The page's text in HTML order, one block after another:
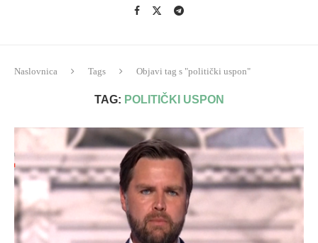
Naslovnica Tags Objavi tag s "politički uspon"
TAG: POLITIČKI USPON